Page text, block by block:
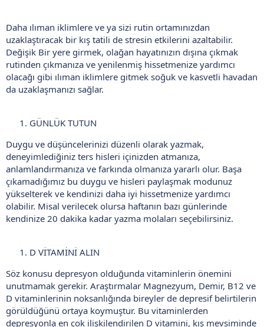
Daha ılıman iklimlere ve ya sizi rutin ortamınızdan
uzaklaştıracak bir kış tatili de stresin etkilerini azaltabilir.
Deği̇şi̇k Bi̇r yere girmek, olağan hayatınızın dışına çıkmak
rutinden çıkmanıza ve yenilenmiş hissetmenize yardımcı
olacağı gibi ılıman iklimlere gitmek soğuk ve kasvetli havadan
da uzaklaşmanızı sağlar.
GÜNLÜK TUTUN
Duygu ve düşüncelerinizi düzenli olarak yazmak,
deneyimlediğiniz ters hisleri içinizden atmanıza,
anlamlandırmanıza ve farkında olmanıza yararlı olur. Başa
çıkamadığımız bu duygu ve hisleri paylaşmak modunuz
yükselterek ve kendinizi daha iyi hissetmenize yardımcı
olabilir. Misal verilecek olursa haftanın bazı günlerinde
kendinize 20 dakika kadar yazma molaları seçebilirsiniz.
D VİTAMİNİ ALIN
Söz konusu depresyon olduğunda vitaminlerin önemini
unutmamak gerekir. Araştırmalar Magnezyum, Demir, B12 ve
D vitaminlerinin noksanlığında bireyler de depresif belirtilerin
görüldüğünü ortaya koymuştur. Bu vitaminlerden
depresyonla en çok ilişkilendirilen D vitamini, kış mevsiminde